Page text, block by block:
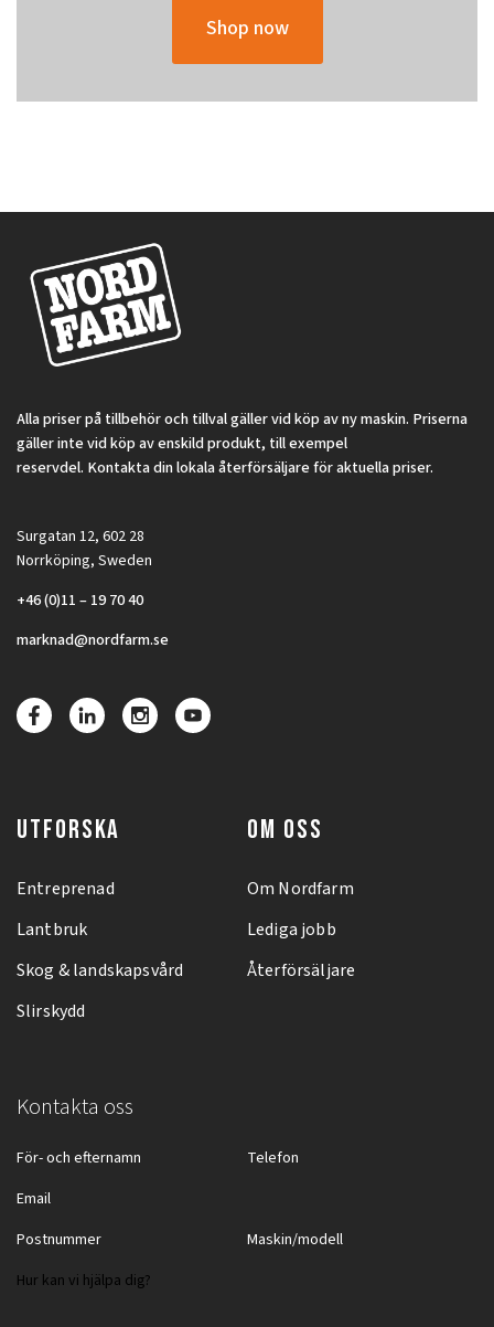
Shop now
Alla priser på tillbehör och tillval gäller vid köp av ny maskin. Priserna
gäller inte vid köp av enskild produkt, till exempel
reservdel. Kontakta din lokala återförsäljare för aktuella priser.
Surgatan 12, 602 28
Norrköping, Sweden
+46 (0)11 – 19 70 40
marknad@nordfarm.se
UTFORSKA
Entreprenad
Lantbruk
Skog & landskapsvård
Slirskydd
OM OSS
Om Nordfarm
Lediga jobb
Återförsäljare
Kontakta oss